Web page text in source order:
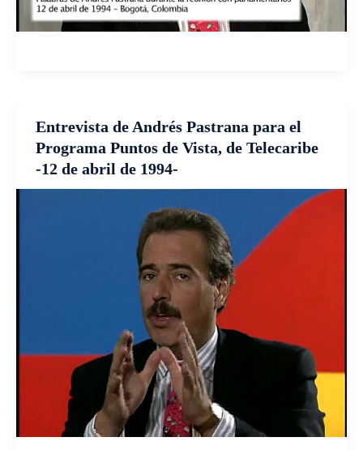
Entrevista de Andrés Pastrana para el
Programa Puntos de Vista, de Telecaribe
-12 de abril de 1994-